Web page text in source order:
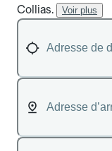
Collias.
Voir plus